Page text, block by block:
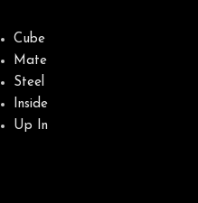
Cube
Mate
Steel
Inside
Up In